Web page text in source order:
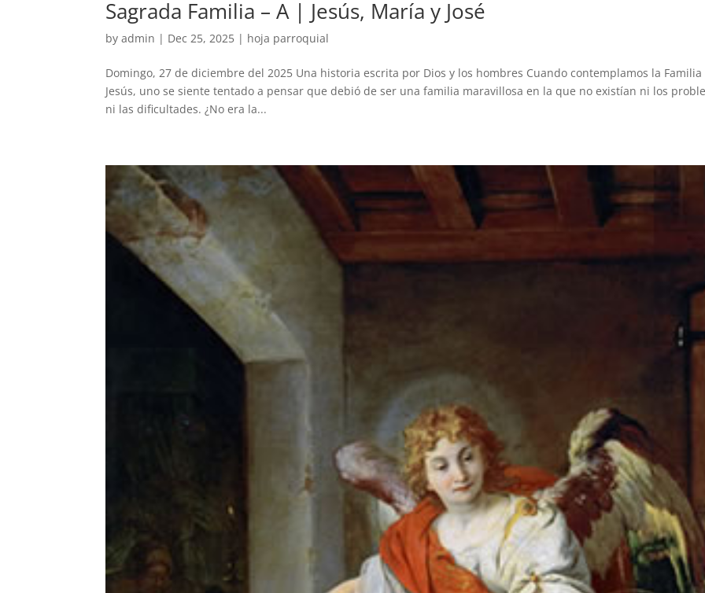
Sagrada Familia – A | Jesús, María y José
byadmin | Dec 25, 2025 | hoja parroquial
Domingo, 27 de diciembre del 2025 Una historia escrita por Dios y los hombres Cuando contemplamos la Familia
Jesús, uno se siente tentado a pensar que debió de ser una familia maravillosa en la que no existían ni los
ni las dificultades. ¿No era la...